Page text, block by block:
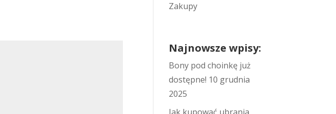
Zakupy
Najnowsze wpisy:
Bony pod choinkę już
dostępne! 10 grudnia
2025